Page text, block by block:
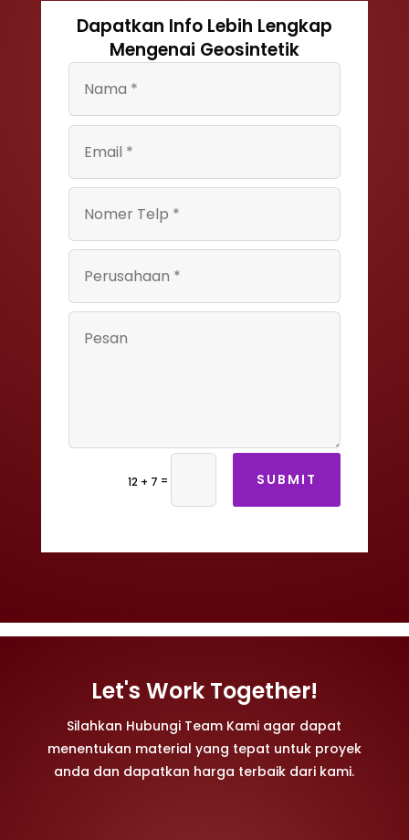
Dapatkan Info Lebih Lengkap
Mengenai Geosintetik
12 + 7 = SUBMIT
Let's Work Together!
Silahkan Hubungi Team Kami agar dapat
menentukan material yang tepat untuk proyek
anda dan dapatkan harga terbaik dari kami.